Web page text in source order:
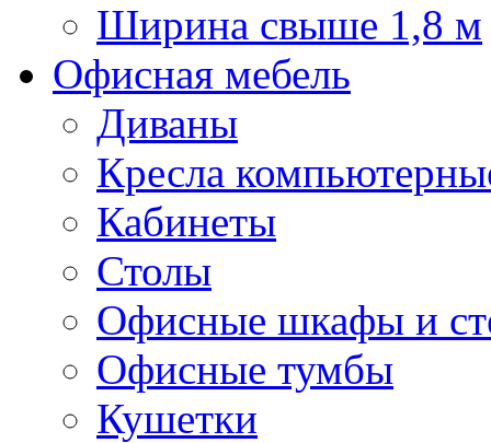
Ширина свыше 1,8 м
Офисная мебель
Диваны
Кресла
Кабинеты
Столы
Офисные шкафы и
Офисные тумбы
Кушетки